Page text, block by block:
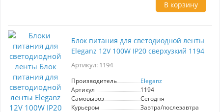
В корзину
Блок питания для светодиодной ленты
Eleganz 12V 100W IP20 сверхузкий 1194
Артикул: 1194
Производитель
Eleganz
Артикул
1194
Самовывоз
Сегодня
Курьером
Завтра/послезавтра